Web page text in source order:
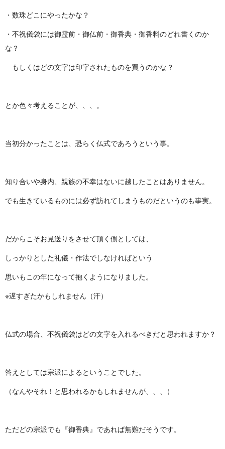
・数珠どこにやったかな？
・不祝儀袋には御霊前・御仏前・御香典・御香料のどれ書くのか
な？
もしくはどの文字は印字されたものを買うのかな？
とか色々考えることが、、、。
当初分かったことは、恐らく仏式であろうという事。
知り合いや身内、親族の不幸はないに越したことはありません。
でも生きているものには必ず訪れてしまうものだというのも事実。
だからこそお見送りをさせて頂く側としては、
しっかりとした礼儀・作法でしなければという
思いもこの年になって抱くようになりました。
※遅すぎたかもしれません（汗）
仏式の場合、不祝儀袋はどの文字を入れるべきだと思われますか？
答えとしては宗派によるということでした。
（なんやそれ！と思われるかもしれませんが、、、）
ただどの宗派でも『御香典』であれば無難だそうです。